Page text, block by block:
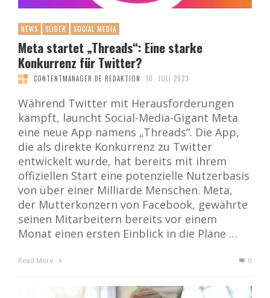
NEWS SLIDER SOCIAL MEDIA
Meta startet „Threads“: Eine starke
Konkurrenz für Twitter?
CONTENTMANAGER.DE REDAKTION 10. JULI 2023
Während Twitter mit Herausforderungen
kämpft, launcht Social-Media-Gigant Meta
eine neue App namens „Threads“. Die App,
die als direkte Konkurrenz zu Twitter
entwickelt wurde, hat bereits mit ihrem
offiziellen Start eine potenzielle Nutzerbasis
von über einer Milliarde Menschen. Meta,
der Mutterkonzern von Facebook, gewährte
seinen Mitarbeitern bereits vor einem
Monat einen ersten Einblick in die Pläne …
Read More 0